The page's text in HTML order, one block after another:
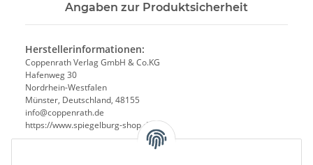
Angaben zur Produktsicherheit
Herstellerinformationen:
Coppenrath Verlag GmbH & Co.KG
Hafenweg 30
Nordrhein-Westfalen
Münster, Deutschland, 48155
info@coppenrath.de
https://www.spiegelburg-shop.de/